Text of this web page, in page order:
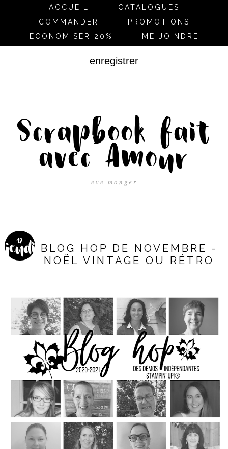
ACCUEIL
CATALOGUES
COMMANDER
PROMOTIONS
ÉCONOMISER 20%
ME JOINDRE
enregistrer
Scrapbook fait
avec Amour
eve monger
12
jeudi BLOG HOP DE NOVEMBRE -
NOËL VINTAGE OU RÉTRO